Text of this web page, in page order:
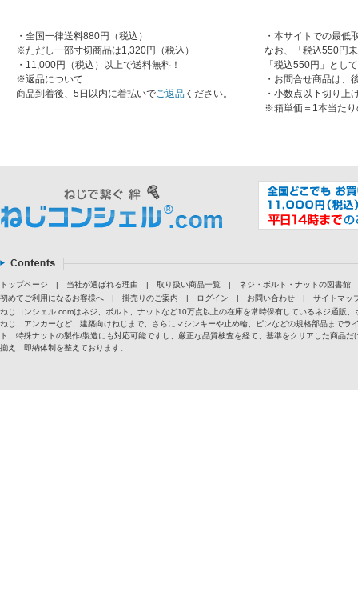
・全国一律送料880円（税込）
※ただし一部寸切商品は1,320円（税込）
・11,000円（税込）以上で送料無料！
※返品について
商品到着後、5日以内に着払いでご返品 ください。
・本サイトでの最低
なお、「税込550円
「税込550円」とし
・お問合せ商品は、
・小数点以下切り上
※箱単価＝1本当たり
トップページ | 当社が選ばれる理由 | 取り扱い商品一覧 |
ネジ・ボルト・ナットの図書館
初めてご利用になるお客様へ
| 掛売りのご案内 | ログイン | お問い合わせ |
サイトマッ
ねじコンシェル.comはネジ、ボルト、ナットなど10万点以上の在庫を常時保有しているネジ通販
ねじ、アンカーなど、建築向けねじまで、さらにマシンキーや止め輪、ピンなどの規格部品まで
ト、特殊ナットの製作/製造にも対応可能ですし、厳正な品質検査を経て、基準をクリアした商品
揃え、即納体制を整えております。